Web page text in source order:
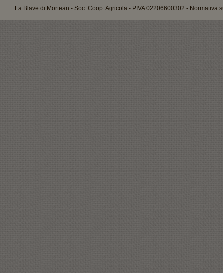
La Blave di Mortean - Soc. Coop. Agricola - PIVA 02206600302 - Normativa